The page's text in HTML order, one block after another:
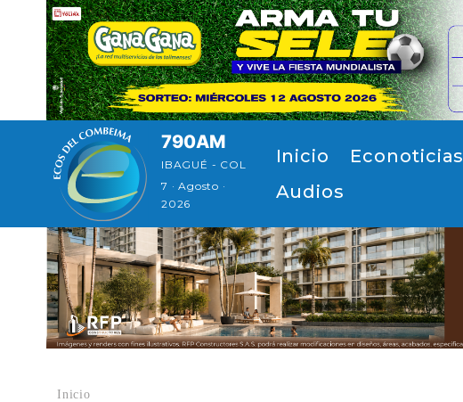
Pasar al contenido principal
790AM
IBAGUÉ - COL
7 · Agosto ·
2026
Inicio Econoticias
Audios
Inicio